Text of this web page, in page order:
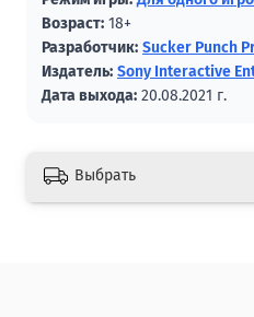
Возраст: 18+
Разработчик: Sucker Punch
Издатель: Sony Interactive
Дата выхода: 20.08.2021 г.
Выбрать